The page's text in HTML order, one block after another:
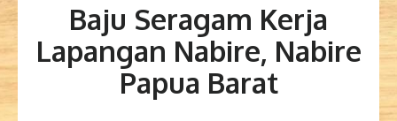
Baju Seragam Kerja
Lapangan Nabire, Nabire
Papua Barat